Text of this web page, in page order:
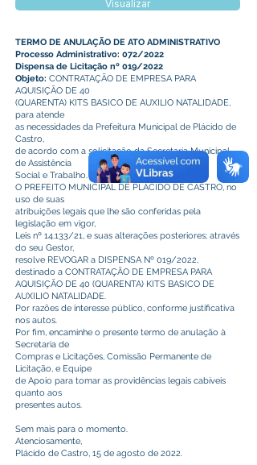
Visualizar
TERMO DE ANULAÇÃO DE ATO ADMINISTRATIVO
Processo Administrativo: 072/2022
Dispensa de Licitação nº 019/2022
Objeto: CONTRATAÇÃO DE EMPRESA PARA
AQUISIÇÃO DE 40
(QUARENTA) KITS BASICO DE AUXILIO NATALIDADE,
para atende
as necessidades da Prefeitura Municipal de Plácido de
Castro,
de acordo com a solicitação da Secretaria Municipal
de Assistência
Social e Trabalho.
O PREFEITO MUNICIPAL DE PLÁCIDO DE CASTRO, no
uso de suas
atribuições legais que lhe são conferidas pela
legislação em vigor,
Leis nº 14.133/21, e suas alterações posteriores; através
do seu Gestor,
resolve REVOGAR a DISPENSA Nº 019/2022,
destinado a CONTRATAÇÃO DE EMPRESA PARA
AQUISIÇÃO DE 40 (QUARENTA) KITS BASICO DE
AUXILIO NATALIDADE.
Por razões de interesse público, conforme justificativa
nos autos.
Por fim, encaminhe o presente termo de anulação à
Secretaria de
Compras e Licitações, Comissão Permanente de
Licitação, e Equipe
de Apoio para tomar as providências legais cabíveis
quanto aos
presentes autos.
Sem mais para o momento.
Atenciosamente,
Plácido de Castro, 15 de agosto de 2022.